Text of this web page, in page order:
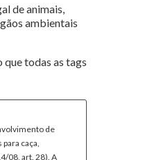
de animais,
ambientais
todas as tags
de
caça,
08, art. 28). A